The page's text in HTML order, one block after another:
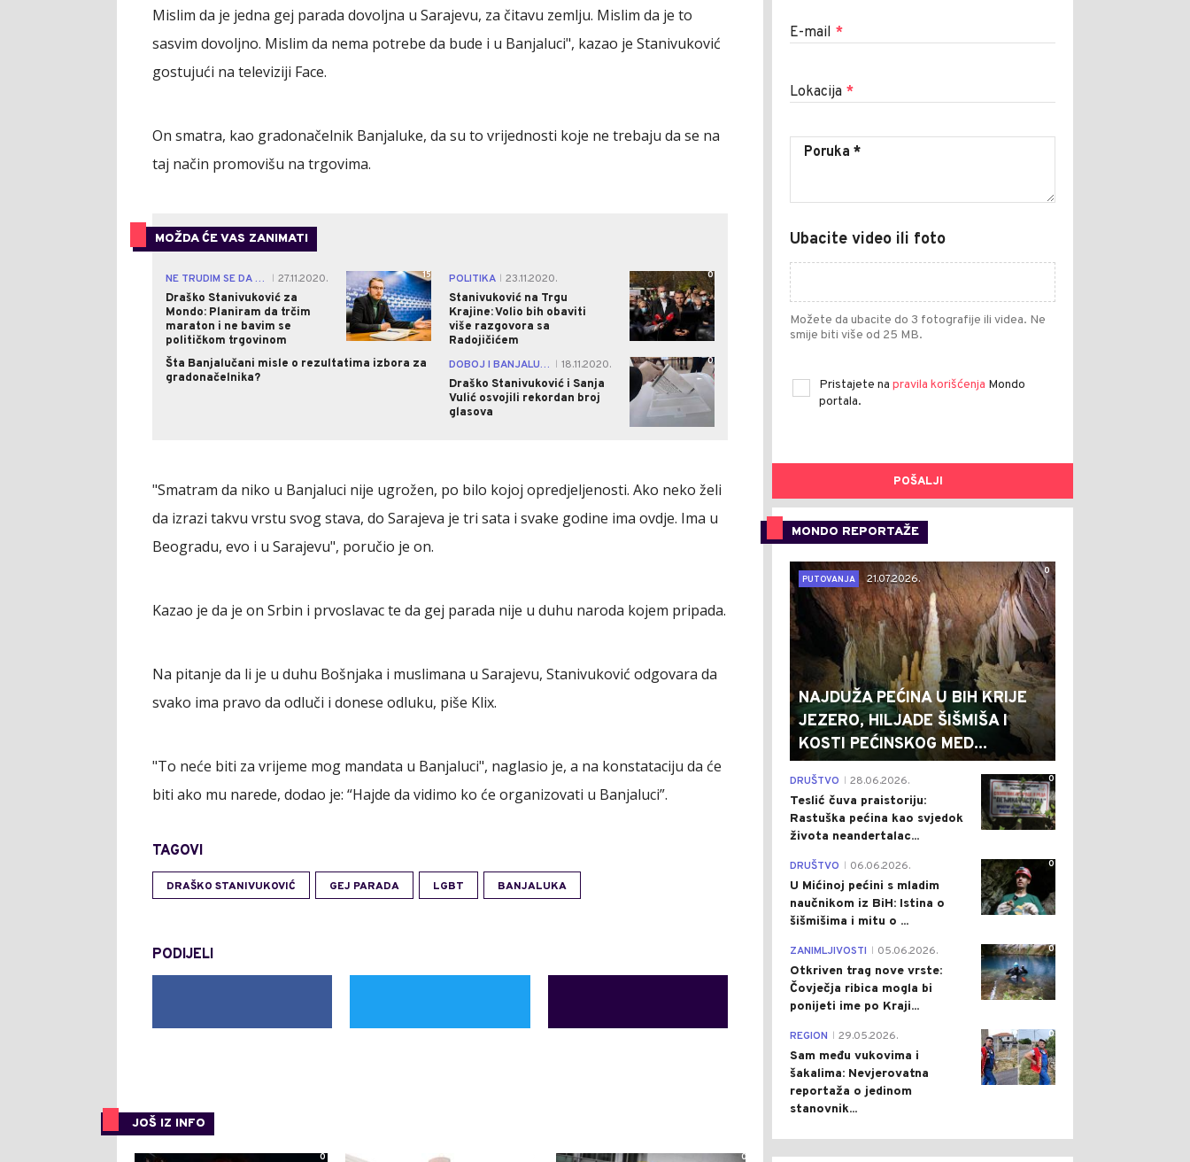
Mislim da je jedna gej parada dovoljna u Sarajevu, za čitavu zemlju. Mislim da je to
sasvim dovoljno. Mislim da nema potrebe da bude i u Banjaluci", kazao je Stanivuković
gostujući na televiziji Face.
On smatra, kao gradonačelnik Banjaluke, da su to vrijednosti koje ne trebaju da se na
taj način promovišu na trgovima.
MOŽDA ĆE VAS ZANIMATI
NE TRUDIM SE DA DOBIJEM SKUPŠTINSKU VEĆINU
27.11.2020.
Draško Stanivuković za
Mondo: Planiram da trčim
maraton i ne bavim se
političkom trgovinom
15 POLITIKA
23.11.2020.
Stanivuković na Trgu
Krajine: Volio bih obaviti
više razgovora sa
Radojičićem
0
Šta Banjalučani misle o rezultatima izbora za
gradonačelnika?
DOBOJ I BANJALUKA
18.11.2020.
Draško Stanivuković i Sanja
Vulić osvojili rekordan broj
glasova
0
"Smatram da niko u Banjaluci nije ugrožen, po bilo kojoj opredjeljenosti. Ako neko želi
da izrazi takvu vrstu svog stava, do Sarajeva je tri sata i svake godine ima ovdje. Ima u
Beogradu, evo i u Sarajevu", poručio je on.
Kazao je da je on Srbin i prvoslavac te da gej parada nije u duhu naroda kojem pripada.
Na pitanje da li je u duhu Bošnjaka i muslimana u Sarajevu, Stanivuković odgovara da
svako ima pravo da odluči i donese odluku, piše Klix.
"To neće biti za vrijeme mog mandata u Banjaluci", naglasio je, a na konstataciju da će
biti ako mu narede, dodao je: “Hajde da vidimo ko će organizovati u Banjaluci”.
TAGOVI
DRAŠKO STANIVUKOVIĆ GEJ PARADA LGBT BANJALUKA
PODIJELI
JOŠ IZ INFO
0 0 0
E-mail *
Lokacija *
Ubacite video ili foto
Možete da ubacite do 3 fotografije ili videa. Ne
smije biti više od 25 MB.
Pristajete na pravila korišćenja Mondo
portala.
POŠALJI
MONDO REPORTAŽE
0
PUTOVANJA
21.07.2026.
NAJDUŽA PEĆINA U BIH KRIJE
JEZERO, HILJADE ŠIŠMIŠA I
KOSTI PEĆINSKOG MED...
0
DRUŠTVO 28.06.2026.
Teslić čuva praistoriju:
Rastuška pećina kao svjedok
života neandertalac...
0
DRUŠTVO 06.06.2026.
U Mićinoj pećini s mladim
naučnikom iz BiH: Istina o
šišmišima i mitu o ...
0
ZANIMLJIVOSTI 05.06.2026.
Otkriven trag nove vrste:
Čovječja ribica mogla bi
ponijeti ime po Kraji...
0
REGION 29.05.2026.
Sam među vukovima i
šakalima: Nevjerovatna
reportaža o jedinom
stanovnik...